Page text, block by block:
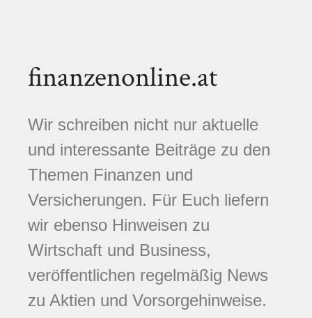
finanzenonline.at
Wir schreiben nicht nur aktuelle
und interessante Beiträge zu den
Themen Finanzen und
Versicherungen. Für Euch liefern
wir ebenso Hinweisen zu
Wirtschaft und Business,
veröffentlichen regelmäßig News
zu Aktien und Vorsorgehinweise.